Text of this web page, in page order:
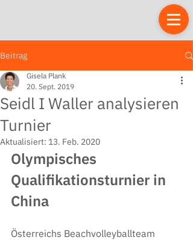
Beitrag
Seidl I Waller analysieren
Turnier
Gisela Plank
20. Sept. 2019
Aktualisiert: 13. Feb. 2020
Olympisches
Qualifikationsturnier in
China
Österreichs Beachvolleyballteam